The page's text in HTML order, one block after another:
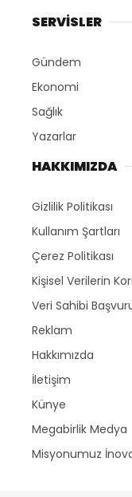
SERVİSLER
Gündem
Ekonomi
Sağlık
Yazarlar
HAKKIMIZDA
Gizlilik Politikası
Kullanım Şartları
Çerez Politikası
Kişisel Verilerin
Veri Sahibi
Reklam
Hakkımızda
İletişim
Künye
Megabirlik Medya
Misyonumuz